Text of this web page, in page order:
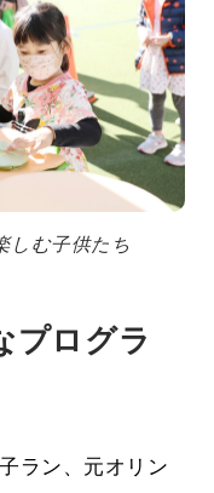
しむ子供たち
プログラ
ラン、元オリン